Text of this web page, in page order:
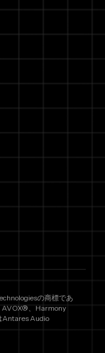
の商標であ
、Harmony
Audio